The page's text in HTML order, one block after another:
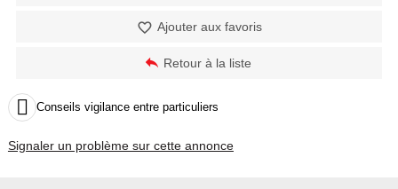
Ajouter aux favoris
Retour à la liste
 Conseils vigilance entre particuliers
Signaler un problème sur cette annonce